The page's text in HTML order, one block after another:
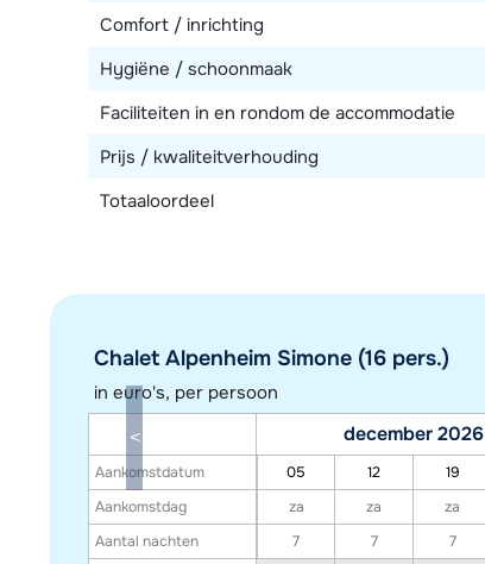
Comfort / inrichting
Hygiëne / schoonmaak
Faciliteiten in en rondom de accommodatie
Prijs / kwaliteitverhouding
Totaaloordeel
Chalet Alpenheim Simone (16 pers.)
in euro's, per persoon
Aankomstdatum
Aankomstdag
Aantal nachten
december 2026
05 12 19
za
za za
7
7 7